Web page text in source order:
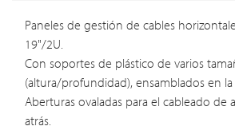
Paneles de gestión de cables
19"/2U.
Con soportes de plástico de varios
(altura/profundidad), ensamblados en
Aberturas ovaladas para el cableado de
atrás.